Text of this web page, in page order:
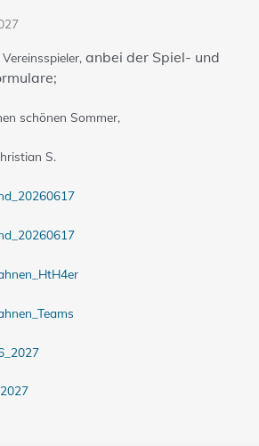
anbei der Spiel- und
schönen Sommer,
S.